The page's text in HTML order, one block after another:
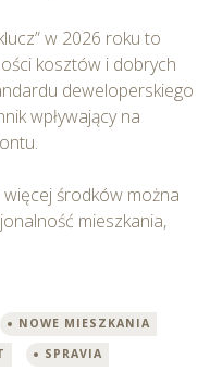
w 2026 roku to
kosztów i dobrych
deweloperskiego
wpływający na
środków można
mieszkania,
NOWE MIESZKANIA
SPRAVIA